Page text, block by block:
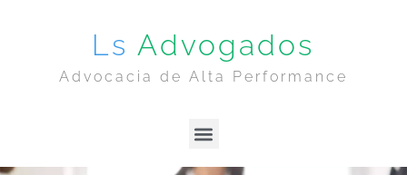
Ls Advogados
Advocacia de Alta Performance